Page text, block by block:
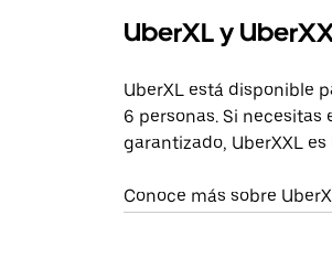
UberXL y
UberXL está disponible
6 personas. Si necesitas
garantizado, UberXXL
Conoce más sobre